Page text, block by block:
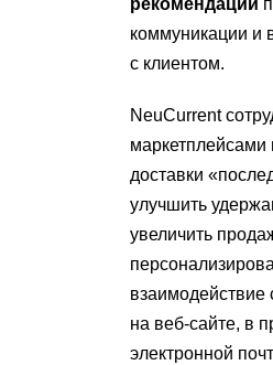
рекомендации
коммуникации и
с клиентом.
NeuCurrent
доставки
улучшить
увеличить
взаимодействие
на веб-сайте, в
электронной